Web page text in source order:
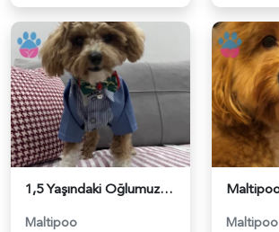
1,5 Yaşındaki Oğlumuz Zuma İçin Eş Arıyoruz - 118984600
Maltipoo
Maltipoo